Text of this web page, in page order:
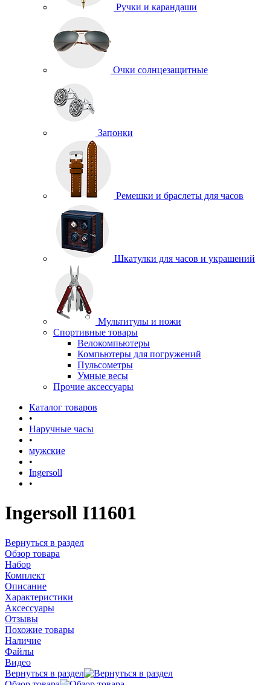
Ручки и карандаши
Очки солнцезащитные
Запонки
Ремешки и браслеты для часов
Шкатулки для часов и украшений
Мультитулы и ножи
Спортивные товары
Велокомпьютеры
Компьютеры для погружений
Пульсометры
Умные весы
Прочие аксессуары
Каталог товаров
•
Наручные часы
•
мужские
•
Ingersoll
•
Ingersoll I11601
Вернуться в раздел
Обзор товара
Набор
Комплект
Описание
Характеристики
Аксессуары
Отзывы
Похожие товары
Наличие
Файлы
Видео
Вернуться в раздел